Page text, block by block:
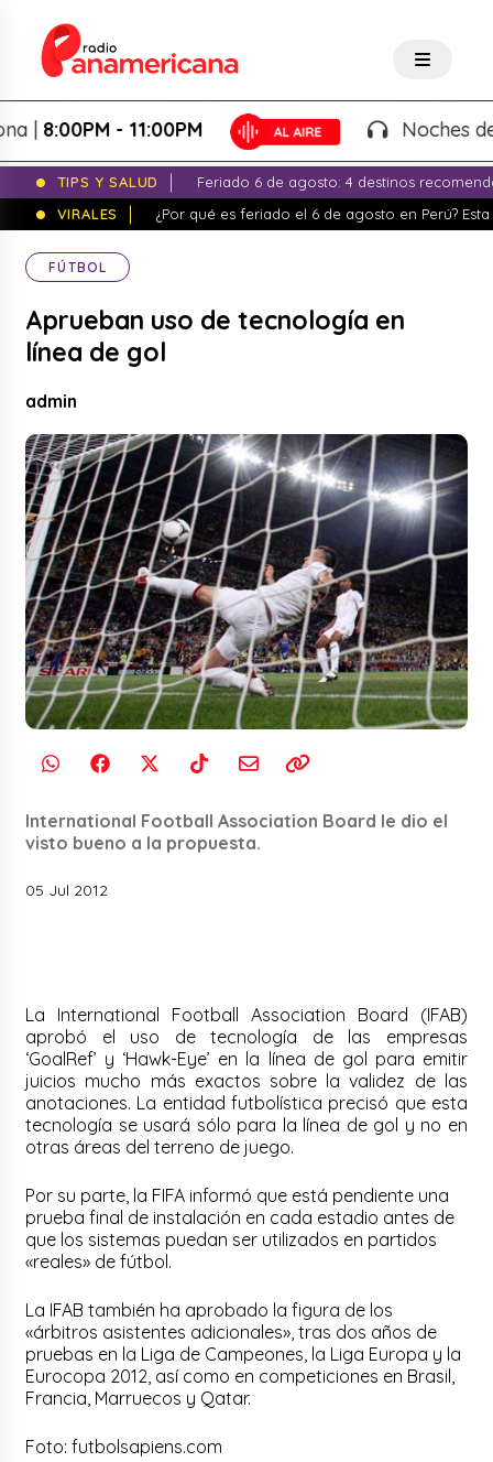
- 11:00PM Noches de
TIPS Y SALUD
Feriado 6 de agosto: 4 destinos
VIRALES
¿Por qué es feriado el 6 de agosto en Perú?
FÚTBOL
Aprueban uso de tecnología en
línea de gol
admin
International Football Association Board le dio el
visto bueno a la propuesta.
05 Jul 2012
La International Football Association Board (IFAB)
aprobó el uso de tecnología de las empresas
‘GoalRef’ y ‘Hawk-Eye’ en la línea de gol para emitir
juicios mucho más exactos sobre la validez de las
anotaciones. La entidad futbolística precisó que esta
tecnología se usará sólo para la línea de gol y no en
otras áreas del terreno de juego.
Por su parte, la FIFA informó que está pendiente una
prueba final de instalación en cada estadio antes de
que los sistemas puedan ser utilizados en partidos
«reales» de fútbol.
La IFAB también ha aprobado la figura de los
«árbitros asistentes adicionales», tras dos años de
pruebas en la Liga de Campeones, la Liga Europa y la
Eurocopa 2012, así como en competiciones en Brasil,
Francia, Marruecos y Qatar.
Foto: futbolsapiens.com